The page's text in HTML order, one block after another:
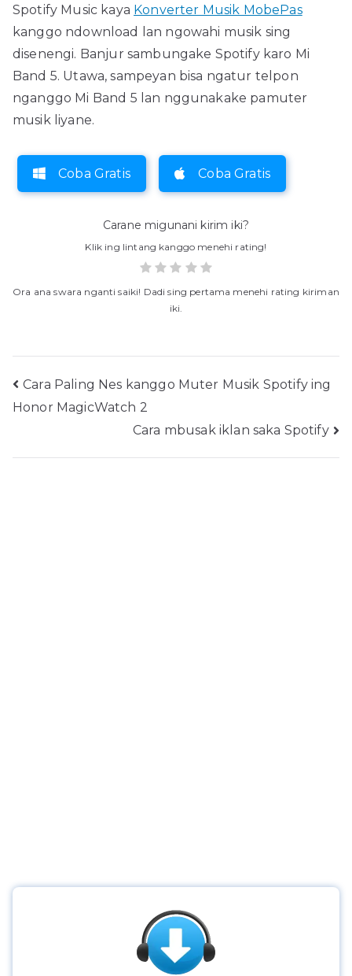
Spotify Music kaya Konverter Musik MobePas
kanggo ndownload lan ngowahi musik sing
disenengi. Banjur sambungake Spotify karo Mi
Band 5. Utawa, sampeyan bisa ngatur telpon
nganggo Mi Band 5 lan nggunakake pamuter
musik liyane.
Coba Gratis Coba Gratis
Carane migunani kirim iki?
Klik ing lintang kanggo menehi rating!
Ora ana swara nganti saiki! Dadi sing pertama menehi rating kiriman
iki.
Pandhu
arah
kirim
Cara Paling Nes kanggo Muter Musik Spotify ing
Honor MagicWatch 2
Cara mbusak iklan saka Spotify